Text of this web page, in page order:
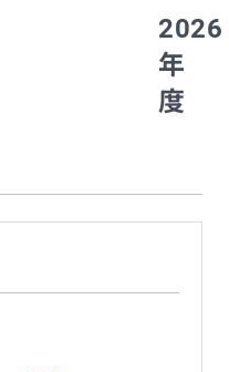
2026
年
度